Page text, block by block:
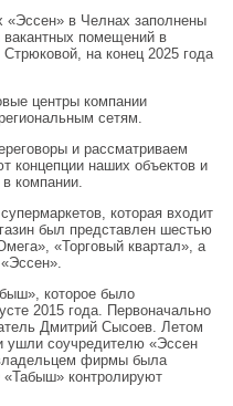
«Эссен» в Челнах заполнены
помещений в
на конец 2025 года
центры компании
сетям.
и рассматриваем
концепции наших объектов и
компании.
которая входит
был представлен шестью
«Торговый квартал», а
которое было
2015 года. Первоначально
Дмитрий Сысоев. Летом
ушли соучредителю «Эссен
фирмы была
контролируют